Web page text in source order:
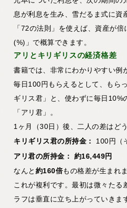
息が利息を生み、雪だるま式に資
「72の法則」を使えば、資産が
(%)」で概算できます。
アリとキリギリスの経済格差
書籍では、非常にわかりやすい例
毎日100円もらえるとして、もら
ギリス君」と、使わずに毎日10%
「アリ君」。
1ヶ月（30日）後、二人の差はど
キリギリス君の所持金：
100円（
アリ君の所持金：
約16,449円
なんと 約160倍もの格差が生まれ
これが複利です。最初は微々たる
ラフは垂直に立ち上がっていきま